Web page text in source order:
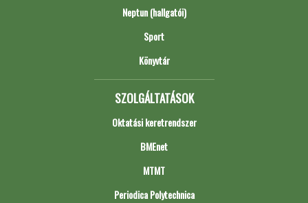
Neptun (hallgatói)
Sport
Könyvtár
SZOLGÁLTATÁSOK
Oktatási keretrendszer
BMEnet
MTMT
Periodica Polytechnica